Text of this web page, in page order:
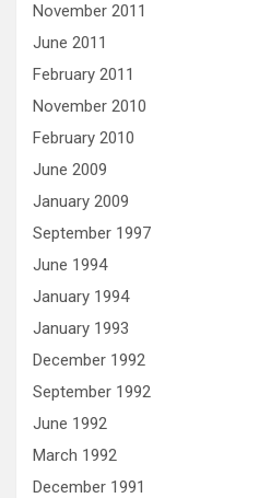
November 2011
June 2011
February 2011
November 2010
February 2010
June 2009
January 2009
September 1997
June 1994
January 1994
January 1993
December 1992
September 1992
June 1992
March 1992
December 1991